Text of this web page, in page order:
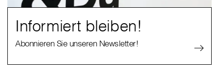
Informiert bleiben!
Abonnieren Sie unseren Newsletter!